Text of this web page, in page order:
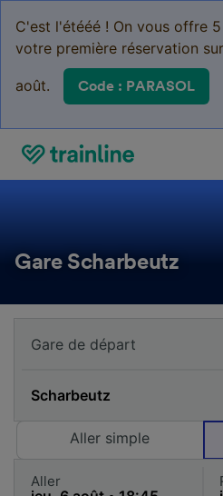
C'est l'étééé ! On vous offre
votre première réservation
août. Code : PARASOL
Gare Scharbeutz
Aller simple
Aller